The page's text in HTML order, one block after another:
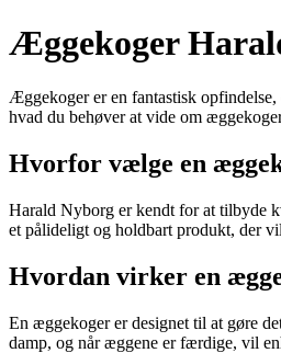
Æggekoger
Æggekoger er en fantastisk
hvad du behøver at vide om
Hvorfor vælge en
Harald Nyborg er kendt for at tilbyde
et pålideligt og holdbart produkt, der
Hvordan virker en
En æggekoger er designet til at gøre
damp, og når æggene er færdige, vil